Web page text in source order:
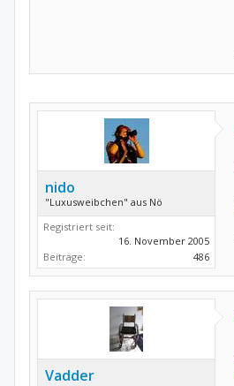
nido
"Luxusweibchen" aus Nö
Registriert seit:
16. November 2005
Beiträge:
486
Vadder